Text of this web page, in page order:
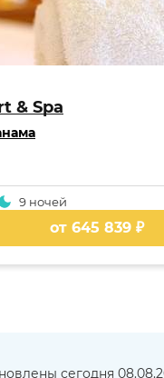
& Spa
9 ночей
от 645 839 ₽
сегодня